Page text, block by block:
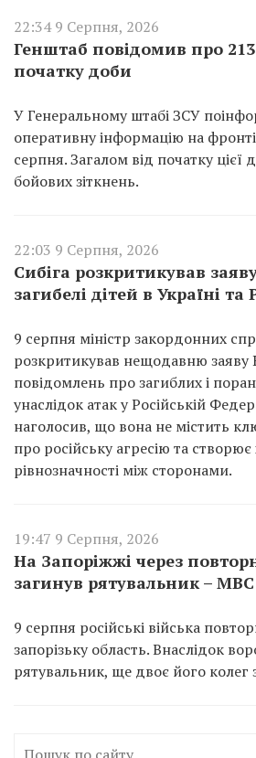
22:34 9 Серпня, 2026
Генштаб повідомив про 213
початку доби
У Генеральному штабі ЗСУ
оперативну інформацію на
серпня. Загалом від початку цієї
бойових зіткнень.
22:03 9 Серпня, 2026
Сибіга розкритикував
загибелі дітей в Україні та
9 серпня міністр закордонних
розкритикував нещодавню
повідомлень про загиблих і
унаслідок атак у Російській
наголосив, що вона не містить
про російську агресію та
рівнозначності між сторонами.
19:47 9 Серпня, 2026
На Запоріжжі через
загинув рятувальник – МВС
9 серпня російські війська
запорізьку область. Внаслідок
рятувальник, ще двоє його колег